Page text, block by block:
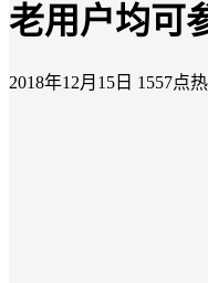
老用户均可
2018年12月15日 1557点